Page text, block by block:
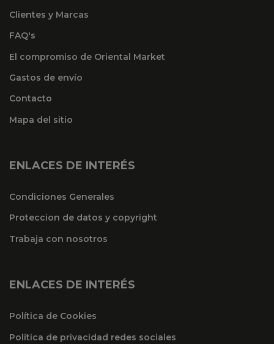
Clientes y Marcas
FAQ's
El compromiso de Oriental Market
Gastos de envío
Contacto
Mapa del sitio
ENLACES DE INTERÉS
Condiciones Generales
Proteccion de datos y copyright
Trabaja con nosotros
ENLACES DE INTERÉS
Política de Cookies
Política de privacidad redes sociales